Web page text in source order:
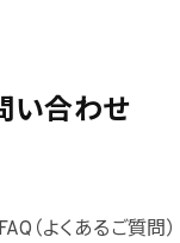
い合わせ
FAQ（よくあるご質問）